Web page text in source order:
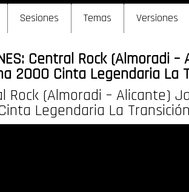
Sesiones Temas Versiones
Central Rock (Almoradi
2000 Cinta Legendaria La
Rock (Almoradi – Alicante)
Legendaria La